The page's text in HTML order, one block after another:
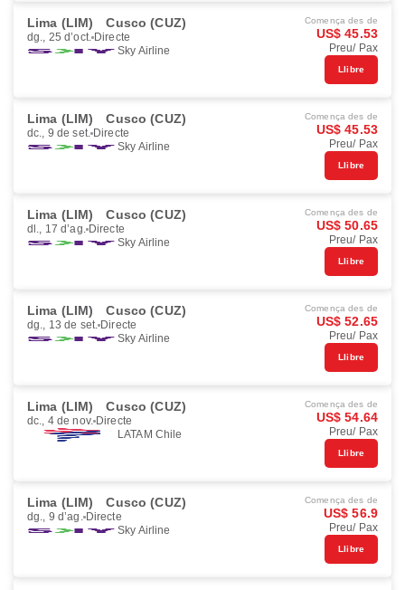
Lima (LIM) Cusco (CUZ)
dg., 25 d’oct. Directe
Sky Airline
Comença des de
US$ 45.53
Preu/ Pax
Llibre
Lima (LIM) Cusco (CUZ)
dc., 9 de set. Directe
Sky Airline
Comença des de
US$ 45.53
Preu/ Pax
Llibre
Lima (LIM) Cusco (CUZ)
dl., 17 d’ag. Directe
Sky Airline
Comença des de
US$ 50.65
Preu/ Pax
Llibre
Lima (LIM) Cusco (CUZ)
dg., 13 de set. Directe
Sky Airline
Comença des de
US$ 52.65
Preu/ Pax
Llibre
Lima (LIM) Cusco (CUZ)
dc., 4 de nov. Directe
LATAM Chile
Comença des de
US$ 54.64
Preu/ Pax
Llibre
Lima (LIM) Cusco (CUZ)
dg., 9 d’ag. Directe
Sky Airline
Comença des de
US$ 56.9
Preu/ Pax
Llibre